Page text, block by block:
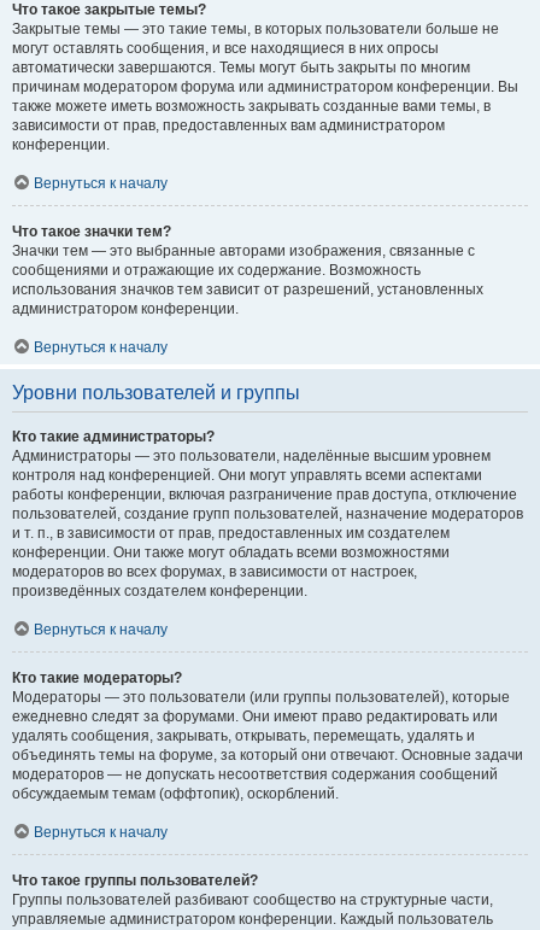
Что такое закрытые темы?
Закрытые темы — это такие темы, в которых пользователи больше не
могут оставлять сообщения, и все находящиеся в них опросы
автоматически завершаются. Темы могут быть закрыты по многим
причинам модератором форума или администратором конференции. Вы
также можете иметь возможность закрывать созданные вами темы, в
зависимости от прав, предоставленных вам администратором
конференции.
Вернуться к началу
Что такое значки тем?
Значки тем — это выбранные авторами изображения, связанные с
сообщениями и отражающие их содержание. Возможность
использования значков тем зависит от разрешений, установленных
администратором конференции.
Вернуться к началу
Уровни пользователей и группы
Кто такие администраторы?
Администраторы — это пользователи, наделённые высшим уровнем
контроля над конференцией. Они могут управлять всеми аспектами
работы конференции, включая разграничение прав доступа, отключение
пользователей, создание групп пользователей, назначение модераторов
и т. п., в зависимости от прав, предоставленных им создателем
конференции. Они также могут обладать всеми возможностями
модераторов во всех форумах, в зависимости от настроек,
произведённых создателем конференции.
Вернуться к началу
Кто такие модераторы?
Модераторы — это пользователи (или группы пользователей), которые
ежедневно следят за форумами. Они имеют право редактировать или
удалять сообщения, закрывать, открывать, перемещать, удалять и
объединять темы на форуме, за который они отвечают. Основные задачи
модераторов — не допускать несоответствия содержания сообщений
обсуждаемым темам (оффтопик), оскорблений.
Вернуться к началу
Что такое группы пользователей?
Группы пользователей разбивают сообщество на структурные части,
управляемые администратором конференции. Каждый пользователь